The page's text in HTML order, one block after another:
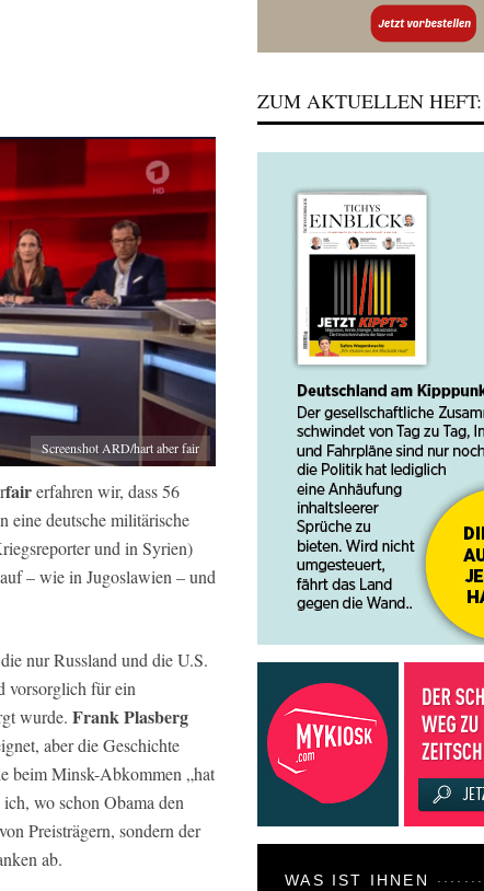
Screenshot ARD/hart aber fair
fairerfahren wir, dass 56
eine deutsche militärische
und in Syrien)
– wie in Jugoslawien – und
nur Russland und die U.S.
vorsorglich für ein
wurde. Frank Plasberg
aber die Geschichte
beim Minsk-Abkommen „hat
wo schon Obama den
Preisträgern, sondern der
ab.
ZUM AKTUELLEN HEFT:
WAS IST IHNEN